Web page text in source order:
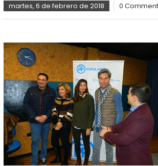
martes, 6 de febrero de 2018 0